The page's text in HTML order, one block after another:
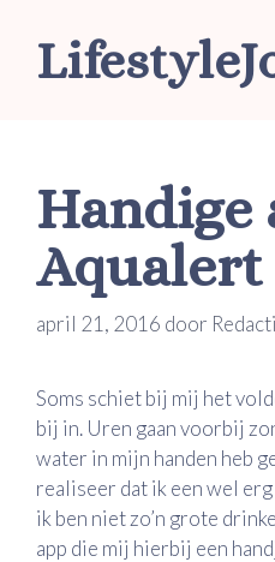
Handige
Aqualert
april 21, 2016 door
Soms schiet bij mij het
bij in. Uren gaan voorbij
water in mijn handen heb
realiseer dat ik een wel
ik ben niet zo’n grote
app die mij hierbij een